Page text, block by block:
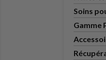
Soins
Gamme